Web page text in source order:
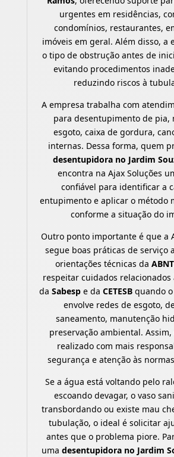
urgentes em residências,
condomínios, restaurantes,
imóveis em geral. Além disso, a
o tipo de obstrução antes de
evitando procedimentos
reduzindo riscos à
A empresa trabalha com
para desentupimento de pia,
esgoto, caixa de gordura,
internas. Dessa forma, quem
desentupidora no Jardim
encontra na Ajax Soluções
confiável para identificar a
entupimento e aplicar o método
conforme a situação do
Outro ponto importante é que a
segue boas práticas de serviço
orientações técnicas da ABNT
respeitar cuidados relacionados
daSabesp e daCETESB quando
envolve redes de esgoto,
saneamento, manutenção
preservação ambiental. Assim,
realizado com mais
segurança e atenção às
Se a água está voltando pelo
escoando devagar, o vaso
transbordando ou existe mau
tubulação, o ideal é solicitar
antes que o problema piore.
umadesentupidora no Jardim